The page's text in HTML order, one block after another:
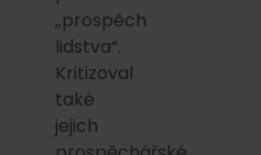
„prospěch
lidstva“.
Kritizoval
také
jejich